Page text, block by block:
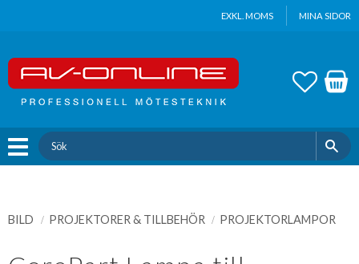
EXKL. MOMS MINA SIDOR
BILD PROJEKTORER & TILLBEHÖR PROJEKTORLAMPOR